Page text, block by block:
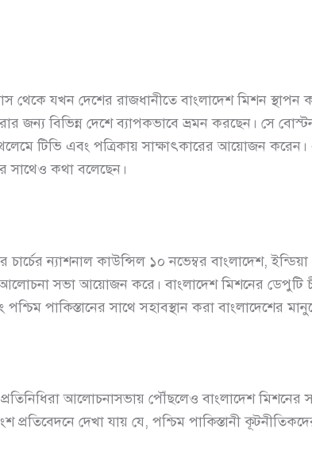
যখন দেশের রাজধানীতে বাংলাদেশ মিশন স্থাপন
জন্য বিভিন্ন দেশে ব্যাপকভাবে ভ্রমন করছেন। সে
টিভি এবং পত্রিকায় সাক্ষাৎকারের আয়োজন করেন।
সাথেও কথা বলেছেন।
ন্যাশনাল কাউন্সিল ১০ নভেম্বর বাংলাদেশ,
আলোচনা সভা আয়োজন করে। বাংলাদেশ মিশনের ডেপুটি
পাকিস্তানের সাথে সহাবস্থান করা বাংলাদেশের
প্রতিনিধিরা আলোচনাসভায় পৌঁছলেও বাংলাদেশ
প্রতিবেদনে দেখা যায় যে, পশ্চিম পাকিস্তানী